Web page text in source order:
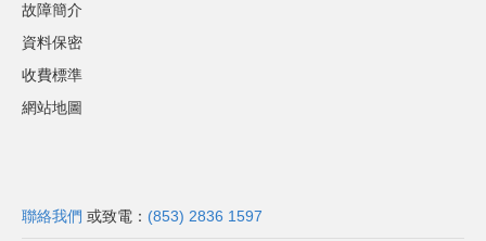
故障簡介
資料保密
收費標準
網站地圖
聯絡我們 或致電： (853) 2836 1597